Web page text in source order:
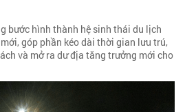
bước hình thành hệ sinh thái du lịch
góp phần kéo dài thời gian lưu trú,
và mở ra dư địa tăng trưởng mới cho